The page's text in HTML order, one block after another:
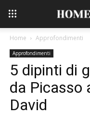
Home Approfondimenti
Approfondimenti
5 dipinti di
da Picasso
David